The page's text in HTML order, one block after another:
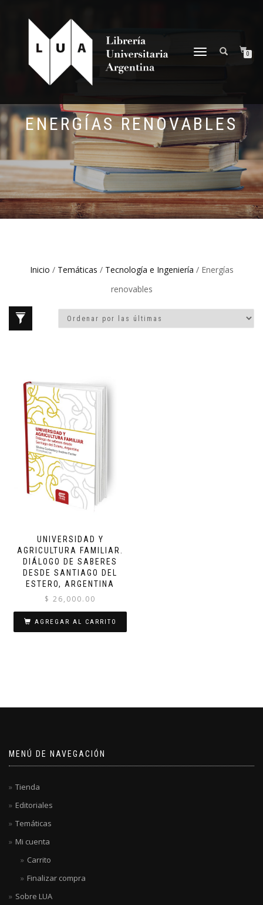
NAVEGACIÓN
0
ENERGÍAS RENOVABLES
Inicio / Temáticas / Tecnología e Ingeniería / Energías
renovables
UNIVERSIDAD Y
AGRICULTURA FAMILIAR.
DIÁLOGO DE SABERES
DESDE SANTIAGO DEL
ESTERO, ARGENTINA
$ 26,000.00
AGREGAR AL CARRITO
MENÚ DE NAVEGACIÓN
Tienda
Editoriales
Temáticas
Mi cuenta
Carrito
Finalizar compra
Sobre LUA